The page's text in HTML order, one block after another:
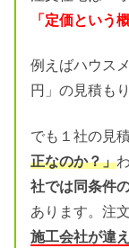
「定価という
例えばハウス
円」の見積も
でも１社の見
正なのか？」
社では同条件
あります。注
施工会社が違